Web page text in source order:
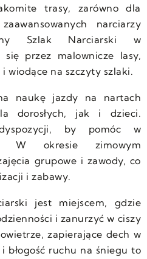
trasy, zarówno dla
narciarzy
Szlak Narciarski w
się przez malownicze lasy,
wiodące na szczyty szlaki.
naukę jazdy na nartach
dorosłych, jak i dzieci.
by pomóc w
W okresie zimowym
grupowe i zawody, co
i zabawy.
jest miejscem, gdzie
i zanurzyć w ciszy
zapierające dech w
błogość ruchu na śniegu to